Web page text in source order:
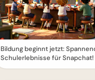
Bildung beginnt jetzt:
Schulerlebnisse für Snapchat!